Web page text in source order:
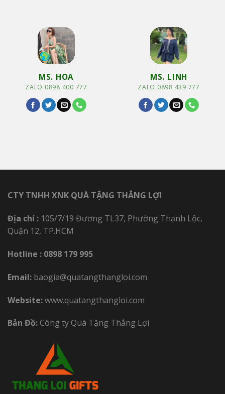
MS. HOA
ZALO 0898 400 777
MS. LINH
ZALO 0898 439 777
CTY TNHH XNK QUÀ TẶNG THẮNG LỢI
Địa chỉ : 105/7/19 Đương TL37, Phường Thạnh Lộc,
Quận 12, TP.HCM
Hotline : 0898 179 995
Email: baogia@quatangthangloi.com
Website:www.quatangthangloi.com
Bản Đồ:Công ty Quà Tặng Thắng Lợi